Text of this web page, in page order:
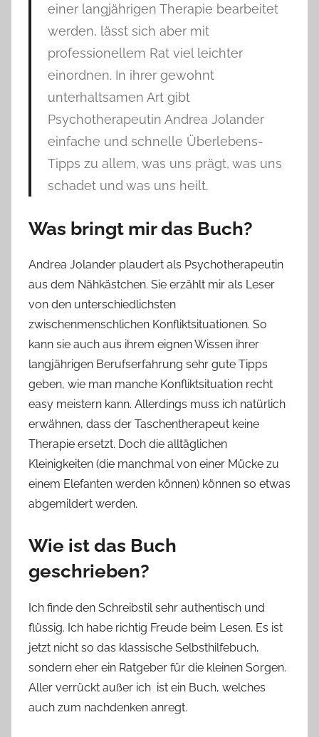
einer langjährigen Therapie bearbeitet
werden, lässt sich aber mit
professionellem Rat viel leichter
einordnen. In ihrer gewohnt
unterhaltsamen Art gibt
Psychotherapeutin Andrea Jolander
einfache und schnelle Überlebens-
Tipps zu allem, was uns prägt, was uns
schadet und was uns heilt.
Was bringt mir das Buch?
Andrea Jolander plaudert als Psychotherapeutin
aus dem Nähkästchen. Sie erzählt mir als Leser
von den unterschiedlichsten
zwischenmenschlichen Konfliktsituationen. So
kann sie auch aus ihrem eignen Wissen ihrer
langjährigen Berufserfahrung sehr gute Tipps
geben, wie man manche Konfliktsituation recht
easy meistern kann. Allerdings muss ich natürlich
erwähnen, dass der Taschentherapeut keine
Therapie ersetzt. Doch die alltäglichen
Kleinigkeiten (die manchmal von einer Mücke zu
einem Elefanten werden können) können so etwas
abgemildert werden.
Wie ist das Buch
geschrieben?
Ich finde den Schreibstil sehr authentisch und
flüssig. Ich habe richtig Freude beim Lesen. Es ist
jetzt nicht so das klassische Selbsthilfebuch,
sondern eher ein Ratgeber für die kleinen Sorgen.
Aller verrückt außer ich ist ein Buch, welches
auch zum nachdenken anregt.